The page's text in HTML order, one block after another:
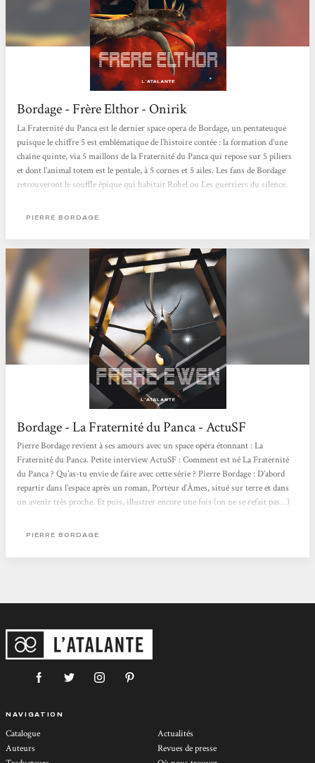
Bordage - Frère Elthor - Onirik
La Fraternité du Panca est le dernier space opera de Bordage, un pentateuque
puisque le chiffre 5 est emblématique de l’histoire contée : la formation d’une
chaîne quinte, via 5 maillons de la Fraternité du Panca qui repose sur 5 piliers
et dont l’animal totem est le pentale, à 5 cornes et 5 ailes. Les fans de Bordage
retrouveront le souffle épique qui habitait Rohel ou Les guerriers du silence,
dangers du fanatisme… Quant à ce dernier tome, il tient toutes ses promesses !
PIERRE BORDAGE
Bordage - La Fraternité du Panca - ActuSF
Pierre Bordage revient à ses amours avec un space opéra étonnant : La
Fraternité du Panca. Petite interview ActuSF : Comment est né La Fraternité
du Panca ? Qu’as-tu envie de faire avec cette série ? Pierre Bordage : D’abord
repartir dans l’espace après un roman, Porteur d’Âmes, situé sur terre et dans
un avenir très proche. Et puis, illustrer encore une fois (on ne se refait pas…)
travailler sous...
PIERRE BORDAGE
NAVIGATION
Catalogue
Auteurs
Actualités
Revues de presse